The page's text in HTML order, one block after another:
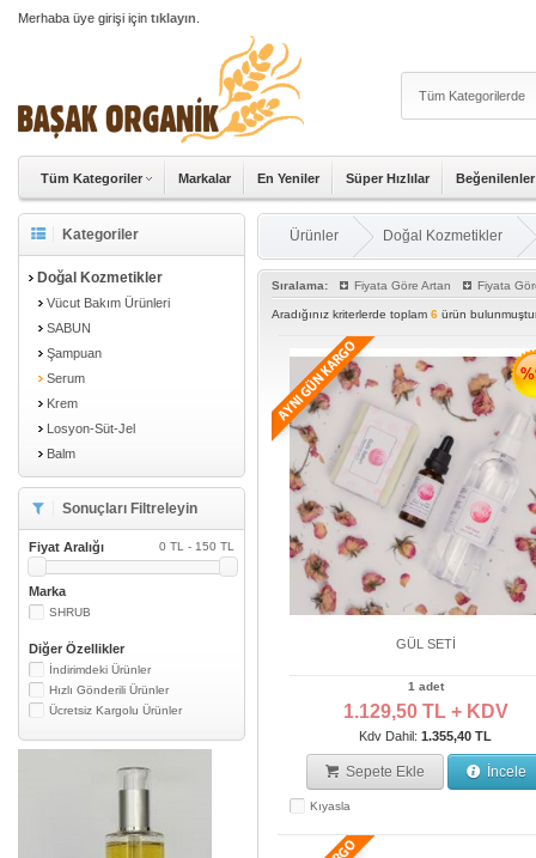
Merhaba üye girişi için tıklayın
Tüm Kategoriler Markalar En Yeniler Süper Hızlılar Beğenilenler
Kategoriler
Doğal Kozmetikler
Vücut Bakım Ürünleri
SABUN
Şampuan
Serum
Krem
Losyon-Süt-Jel
Balm
Sonuçları Filtreleyin
Fiyat Aralığı 0 TL - 150 TL
Marka
SHRUB
Diğer Özellikler
İndirimdeki Ürünler
Hızlı Gönderili Ürünler
Ücretsiz Kargolu Ürünler
Ürünler Doğal Kozmetikler
Sıralama: Fiyata Göre Artan Fiyata
Aradığınız kriterlerde toplam 6 ürün
GÜL SETİ
1 adet
1.129,50 TL + KDV
Kdv Dahil:1.355,40 TL
Sepete Ekle İncele
Kıyasla